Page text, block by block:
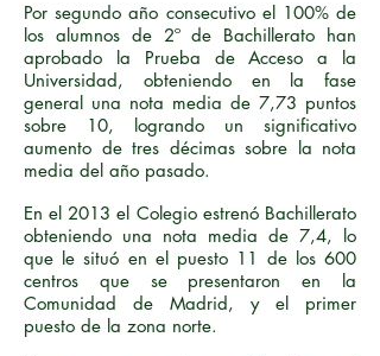
Por segundo año consecutivo el 100% de
los alumnos de 2º de Bachillerato han
aprobado la Prueba de Acceso a la
Universidad, obteniendo en la fase
general una nota media de 7,73 puntos
sobre 10, logrando un significativo
aumento de tres décimas sobre la nota
media del año pasado.
En el 2013 el Colegio estrenó Bachillerato
obteniendo una nota media de 7,4, lo
que le situó en el puesto 11 de los 600
centros que se presentaron en la
Comunidad de Madrid, y el primer
puesto de la zona norte.